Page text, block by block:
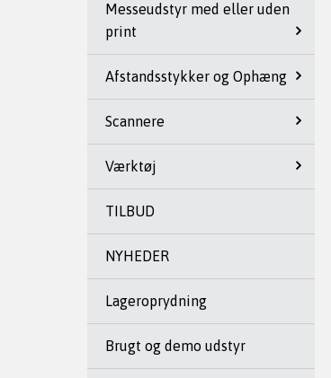
Messeudstyr med eller uden
print
Afstandsstykker og Ophæng
Scannere
Værktøj
TILBUD
NYHEDER
Lageroprydning
Brugt og demo udstyr